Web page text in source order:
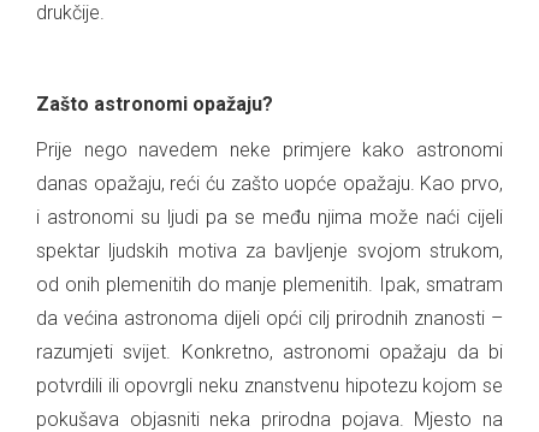
drukčije.
Zašto astronomi opažaju?
Prije nego navedem neke primjere kako astronomi
danas opažaju, reći ću zašto uopće opažaju. Kao prvo,
i astronomi su ljudi pa se među njima može naći cijeli
spektar ljudskih motiva za bavljenje svojom strukom,
od onih plemenitih do manje plemenitih. Ipak, smatram
da većina astronoma dijeli opći cilj prirodnih znanosti –
razumjeti svijet. Konkretno, astronomi opažaju da bi
potvrdili ili opovrgli neku znanstvenu hipotezu kojom se
pokušava objasniti neka prirodna pojava. Mjesto na